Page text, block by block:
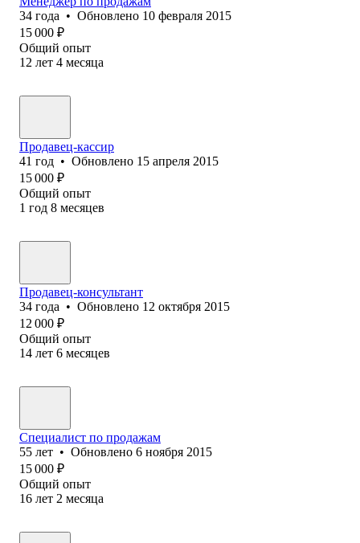
34 года • Обновлено 10 февраля 2015
15 000 ₽
Общий опыт
12 лет 4 месяца
Продавец-кассир
41 год • Обновлено 15 апреля 2015
15 000 ₽
Общий опыт
1 год 8 месяцев
Продавец-консультант
34 года • Обновлено 12 октября 2015
12 000 ₽
Общий опыт
14 лет 6 месяцев
Специалист по продажам
55 лет • Обновлено 6 ноября 2015
15 000 ₽
Общий опыт
16 лет 2 месяца